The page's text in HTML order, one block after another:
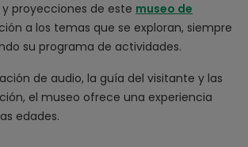
proyecciones de este museo de
a los temas que se exploran, siempre
su programa de actividades.
de audio, la guía del visitante y las
el museo ofrece una experiencia
edades.